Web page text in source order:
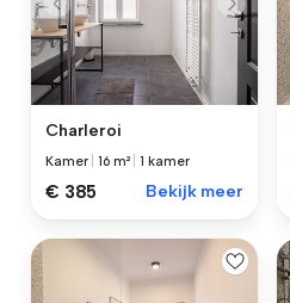
Charleroi
Kamer |16 m² |1 kamer
€ 385 Bekijk meer